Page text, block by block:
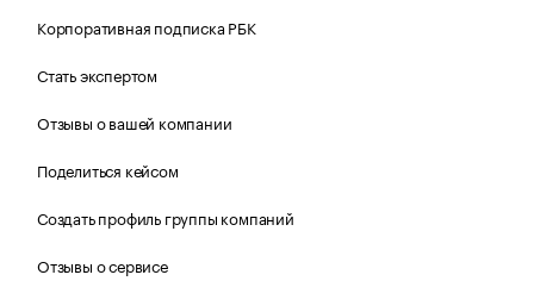
Корпоративная подписка РБК
Стать экспертом
Отзывы о вашей компании
Поделиться кейсом
Создать профиль группы компаний
Отзывы о сервисе